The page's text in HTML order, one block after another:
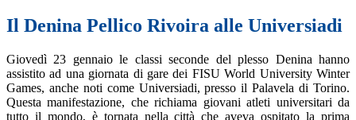
Il Denina Pellico Rivoira alle Universiadi
Giovedì 23 gennaio le classi seconde del plesso Denina hanno
assistito ad una giornata di gare dei FISU World University Winter
Games, anche noti come Universiadi, presso il Palavela di Torino.
Questa manifestazione, che richiama giovani atleti universitari da
tutto il mondo, è tornata nella città che aveva ospitato la prima